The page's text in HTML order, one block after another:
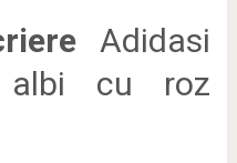
Adidasi
albi cu roz